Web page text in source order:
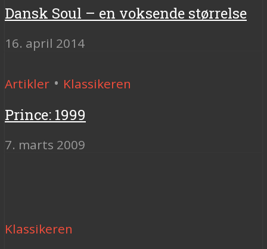
Dansk Soul – en voksende størrelse
16. april 2014
Artikler • Klassikeren
Prince: 1999
7. marts 2009
Klassikeren